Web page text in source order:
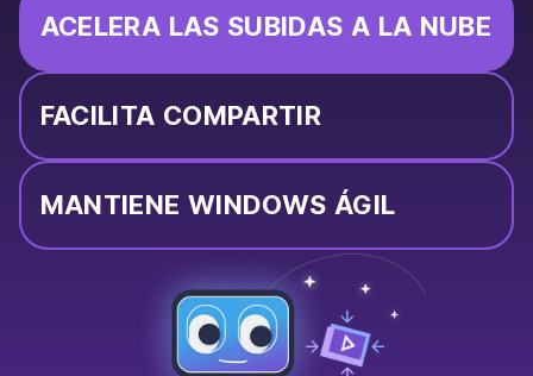
ACELERA LAS SUBIDAS A LA NUBE
FACILITA COMPARTIR
MANTIENE WINDOWS ÁGIL